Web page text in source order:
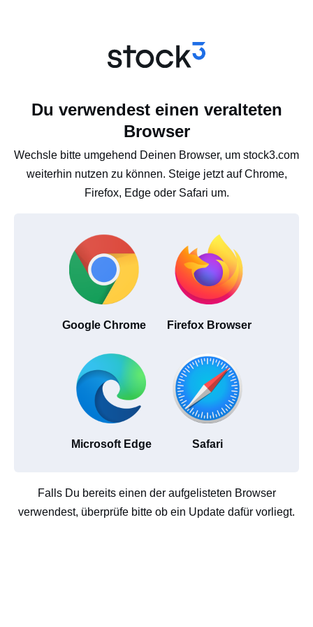
Du verwendest einen veralteten
Browser
Wechsle bitte umgehend Deinen Browser, um stock3.com
weiterhin nutzen zu können. Steige jetzt auf Chrome,
Firefox, Edge oder Safari um.
Google Chrome Firefox Browser
Microsoft Edge Safari
Falls Du bereits einen der aufgelisteten Browser
verwendest, überprüfe bitte ob ein Update dafür vorliegt.